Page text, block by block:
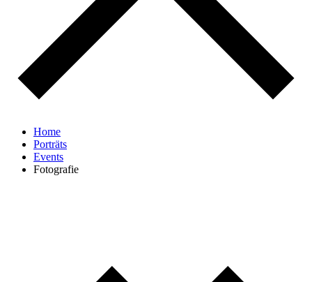
Home
Porträts
Events
Fotografie